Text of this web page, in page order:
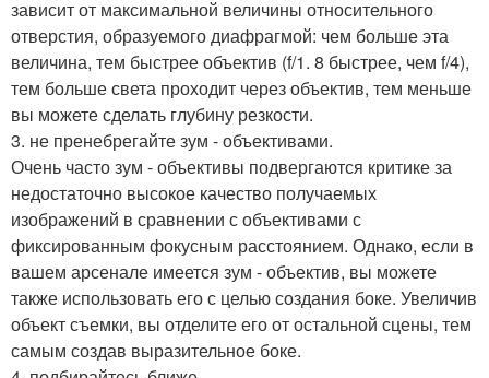
зависит от максимальной величины относительного
отверстия, образуемого диафрагмой: чем больше эта
величина, тем быстрее объектив (f/1. 8 быстрее, чем f/4),
тем больше света проходит через объектив, тем меньше
вы можете сделать глубину резкости.
3. не пренебрегайте зум - объективами.
Очень часто зум - объективы подвергаются критике за
недостаточно высокое качество получаемых
изображений в сравнении с объективами с
фиксированным фокусным расстоянием. Однако, если в
вашем арсенале имеется зум - объектив, вы можете
также использовать его с целью создания боке. Увеличив
объект съемки, вы отделите его от остальной сцены, тем
самым создав выразительное боке.